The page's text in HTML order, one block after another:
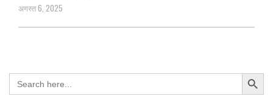
अगस्त 6, 2025
Search
for:
Search Button